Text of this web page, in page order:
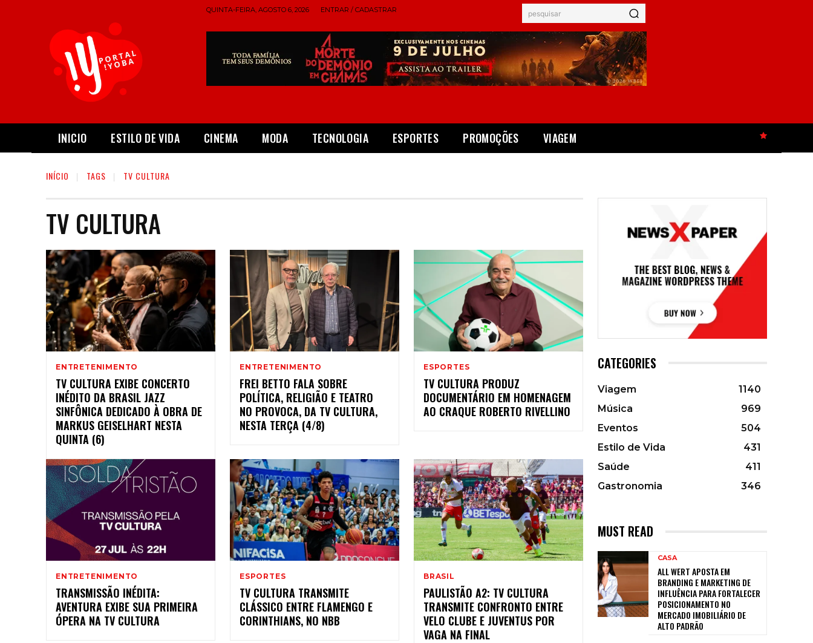
QUINTA-FEIRA, AGOSTO 6, 2026 ENTRAR / CADASTRAR pesquisar
INICIO ESTILO DE VIDA CINEMA MODA TECNOLOGIA ESPORTES PROMOÇÕES VIAGEM
INÍCIO TAGS TV CULTURA
TV CULTURA
ENTRETENIMENTO
TV CULTURA EXIBE CONCERTO
INÉDITO DA BRASIL JAZZ
SINFÔNICA DEDICADO À OBRA DE
MARKUS GEISELHART NESTA
QUINTA (6)
ENTRETENIMENTO
FREI BETTO FALA SOBRE
POLÍTICA, RELIGIÃO E TEATRO
NO PROVOCA, DA TV CULTURA,
NESTA TERÇA (4/8)
ESPORTES
TV CULTURA PRODUZ
DOCUMENTÁRIO EM HOMENAGEM
AO CRAQUE ROBERTO RIVELLINO
ENTRETENIMENTO
TRANSMISSÃO INÉDITA:
AVENTURA EXIBE SUA PRIMEIRA
ÓPERA NA TV CULTURA
ESPORTES
TV CULTURA TRANSMITE
CLÁSSICO ENTRE FLAMENGO E
CORINTHIANS, NO NBB
BRASIL
PAULISTÃO A2: TV CULTURA
TRANSMITE CONFRONTO ENTRE
VELO CLUBE E JUVENTUS POR
VAGA NA FINAL
CATEGORIES
Viagem
1140
Música
969
Eventos
504
Estilo de Vida
431
Saúde
411
Gastronomia
346
MUST READ
CASA
ALL WERT APOSTA EM
BRANDING E MARKETING DE
INFLUÊNCIA PARA FORTALECER
POSICIONAMENTO NO
MERCADO IMOBILIÁRIO DE
ALTO PADRÃO